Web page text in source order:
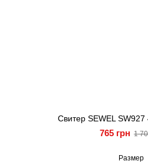
Свитер SEWEL
765 грн 1
Размер